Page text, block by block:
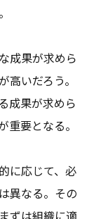
成果が求めら
いだろう。
成果が求めら
重要となる。
に応じて、必
異なる。その
ずは組織に適